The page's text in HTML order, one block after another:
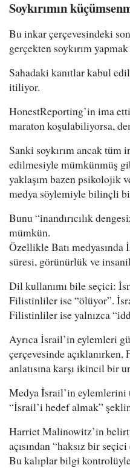
Soykırımın
Bu inkar çerçevesindeki
gerçekten soykırım
Sahadaki kanıtlar kabul
itiliyor.
HonestReporting’in ima
maraton koşulabiliyorsa,
Sanki soykırım ancak tüm
edilmesiyle mümkünmüş
yaklaşım bazen psikolojik
medya söylemiyle bilinçli
Bunu “inandırıcılık
mümkün.
Özellikle Batı
süresi, görünürlük ve
Dil kullanımı bile seçici:
Filistinliler ise “ölüyor”.
Filistinliler ise yalnızca
Ayrıca İsrail’in eylemleri
çerçevesinde
anlatısına karşı ikincil bir
Medya İsrail’in eylemlerini
“İsrail’i hedef almak”
Harriet Malinowitz’in
açısından “haksız bir
Bu kalıplar bilgi